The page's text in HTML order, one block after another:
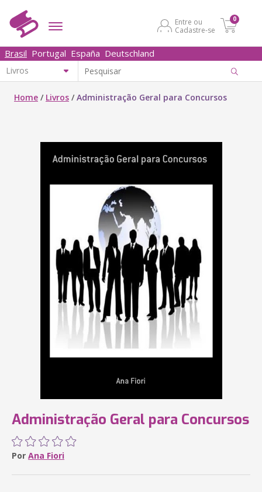
Entre ou
Cadastre-se
0
Brasil Portugal España Deutschland
Home / Livros /Administração Geral para Concursos
Administração Geral para Concursos
Por Ana Fiori